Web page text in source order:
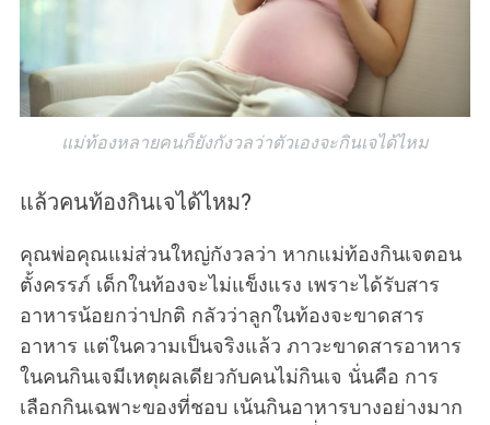
แม่ท้องหลายคนก็ยังกังวลว่าตัวเองจะกินเจได้ไหม
แล้วคนท้องกินเจได้ไหม?
คุณพ่อคุณแม่ส่วนใหญ่กังวลว่า หากแม่ท้องกินเจตอน
ตั้งครรภ์ เด็กในท้องจะไม่แข็งแรง เพราะได้รับสาร
อาหารน้อยกว่าปกติ กลัวว่าลูกในท้องจะขาดสาร
อาหาร แต่ในความเป็นจริงแล้ว ภาวะขาดสารอาหาร
ในคนกินเจมีเหตุผลเดียวกับคนไม่กินเจ นั่นคือ การ
เลือกกินเฉพาะของที่ชอบ เน้นกินอาหารบางอย่างมาก